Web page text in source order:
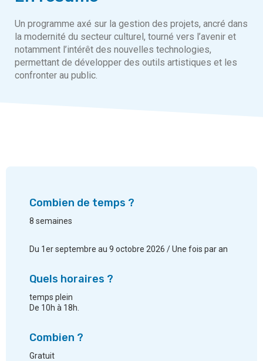
Un programme axé sur la gestion des projets, ancré dans
la modernité du secteur culturel, tourné vers l’avenir et
notamment l’intérêt des nouvelles technologies,
permettant de développer des outils artistiques et les
confronter au public.
Combien de temps ?
8 semaines
Du 1er septembre au 9 octobre 2026 / Une fois par an
Quels horaires ?
temps plein
De 10h à 18h.
Combien ?
Gratuit